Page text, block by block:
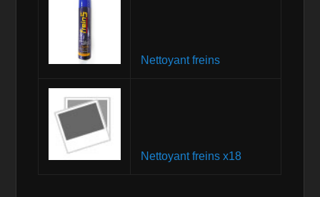
Nettoyant freins
Nettoyant freins x18